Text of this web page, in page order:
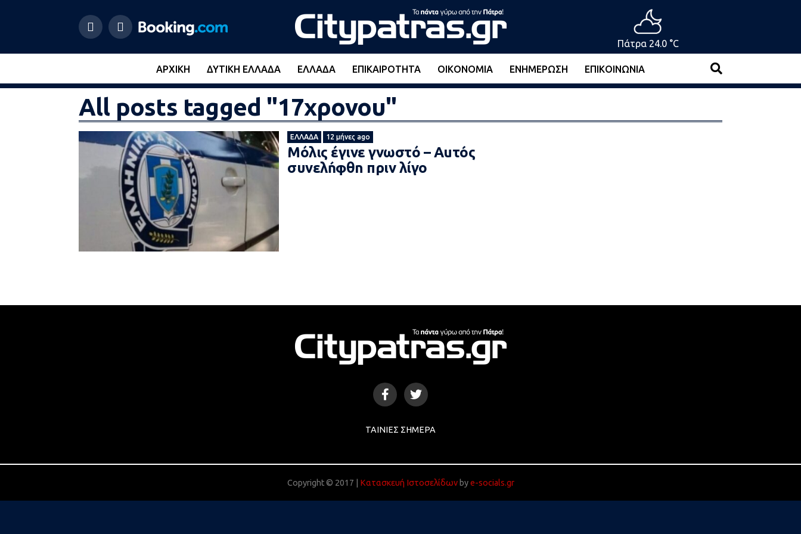
Πάτρα 24.0 °C
ΑΡΧΙΚΉ ΔΥΤΙΚΉ ΕΛΛΆΔΑ ΕΛΛΆΔΑ ΕΠΙΚΑΙΡΌΤΗΤΑ ΟΙΚΟΝΟΜΊΑ ΕΝΗΜΈΡΩΣΗ ΕΠΙΚΟΙΝΩΝΊΑ
All posts tagged "17χρονου"
ΕΛΛΆΔΑ 12 μήνες ago
Μόλις έγινε γνωστό – Auτóς
συνελńφθn πριν λίγο
ΤΑΙΝΊΕΣ ΣΉΜΕΡΑ
Copyright © 2017 | Κατασκευή Ιστοσελίδωνbye-socials.gr